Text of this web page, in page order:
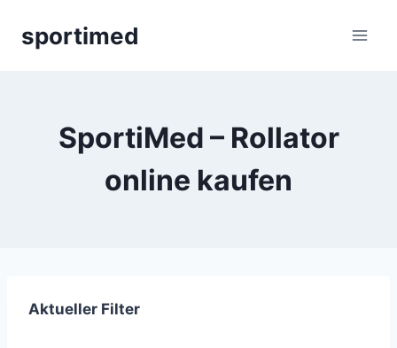
Inhaltsportimed
SportiMed – Rollator
online kaufen
Aktueller Filter